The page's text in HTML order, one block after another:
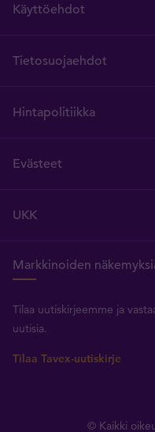
Käyttöehdot
Tietosuojaehdot
Hintapolitiikka
Evästeet
UKK
Markkinoiden
Tilaa uutiskirjeemme ja
uutisia.
Tilaa Tavex-uutiskirje
© Kaikki